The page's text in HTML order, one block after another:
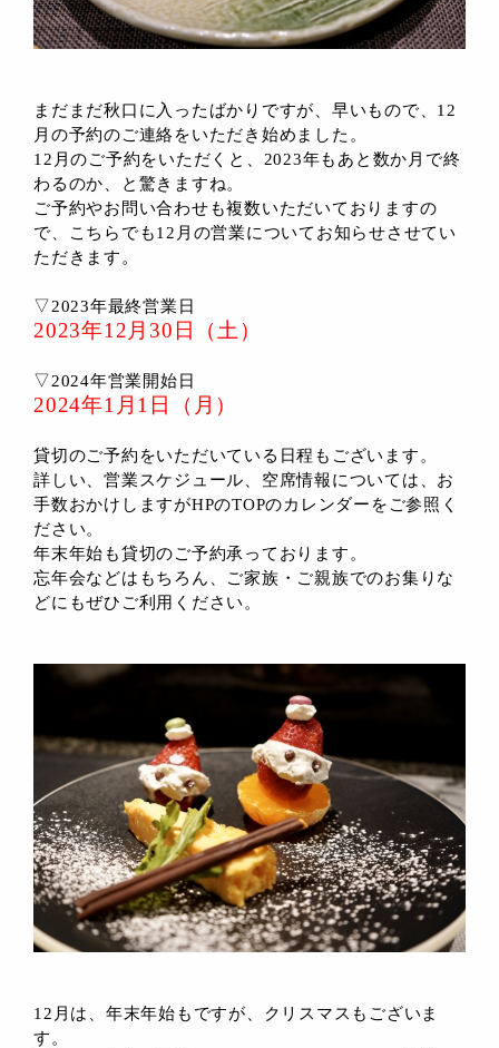
まだまだ秋口に入ったばかりですが、早いもので、12
月の予約のご連絡をいただき始めました。
12月のご予約をいただくと、2023年もあと数か月で終
わるのか、と驚きますね。
ご予約やお問い合わせも複数いただいておりますの
で、こちらでも12月の営業についてお知らせさせてい
ただきます。
▽2023年最終営業日
2023年12月30日（土）
▽2024年営業開始日
2024年1月1日（月）
貸切のご予約をいただいている日程もございます。
詳しい、営業スケジュール、空席情報については、お
手数おかけしますがHPのTOPのカレンダーをご参照く
ださい。
年末年始も貸切のご予約承っております。
忘年会などはもちろん、ご家族・ご親族でのお集りな
どにもぜひご利用ください。
12月は、年末年始もですが、クリスマスもございま
す。